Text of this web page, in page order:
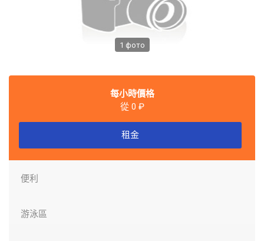
2022船上
1 фото
每小時價格
從 0 ₽
租金
便利
游泳區